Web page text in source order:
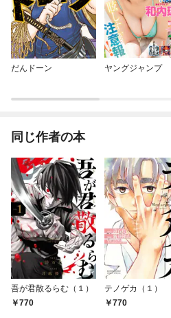
だんドーン ヤングジャンプ
同じ作者の本
吾が君散るらむ（１）
770
テノゲカ（１）
770